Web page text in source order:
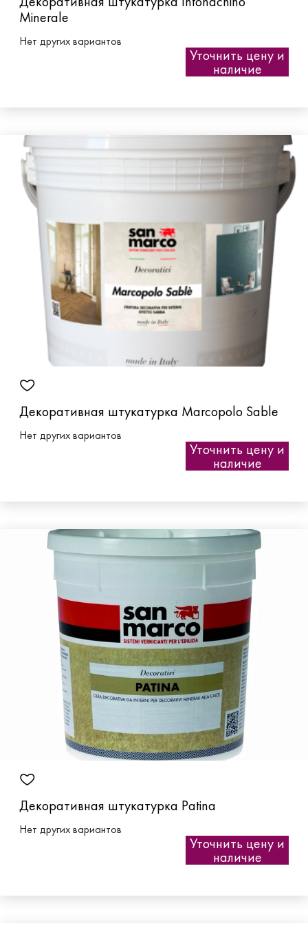
Minerale
Нет других вариантов
Уточнить цену и
наличие
Декоративная штукатурка Marcopolo Sable
Нет других вариантов
Уточнить цену и
наличие
Декоративная штукатурка Patina
Нет других вариантов
Уточнить цену и
наличие